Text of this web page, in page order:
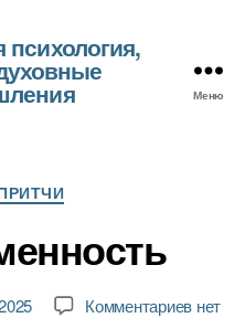
психология,
Меню
Комментариевкнет